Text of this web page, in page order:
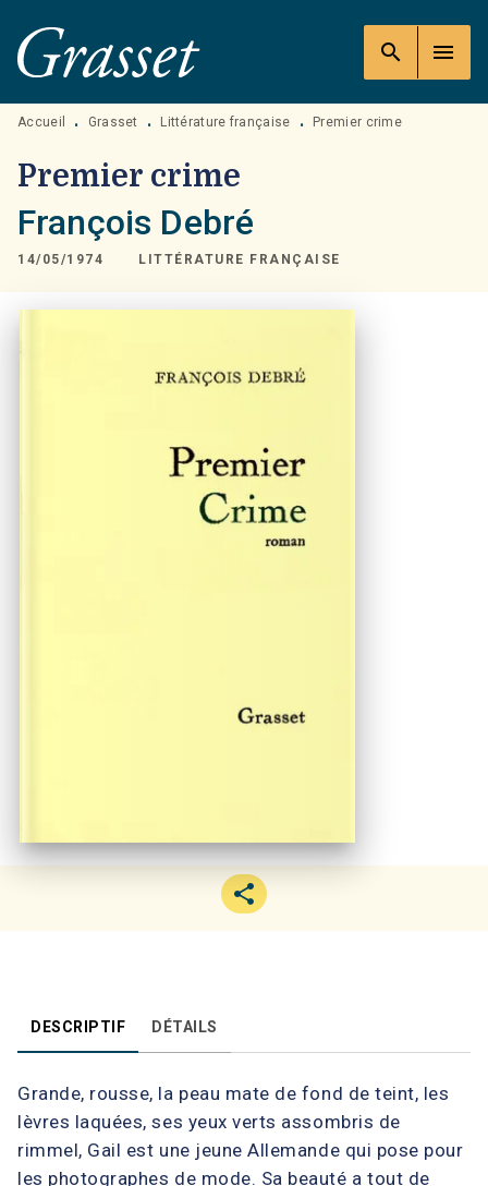
MENU RECHERCHE
PIED DE PAGE
search menu
Accueil • Grasset • Littérature française • Premier crime
Premier crime
François Debré
14/05/1974 LITTÉRATURE FRANÇAISE
DESCRIPTIF DÉTAILS
Grande, rousse, la peau mate de fond de teint, les
lèvres laquées, ses yeux verts assombris de
rimmel, Gail est une jeune Allemande qui pose pour
les photographes de mode. Sa beauté a tout de